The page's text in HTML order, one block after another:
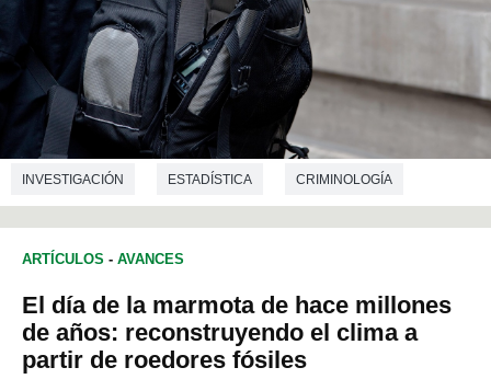
INVESTIGACIÓN ESTADÍSTICA CRIMINOLOGÍA
ARTÍCULOS - AVANCES
El día de la marmota de hace millones
de años: reconstruyendo el clima a
partir de roedores fósiles